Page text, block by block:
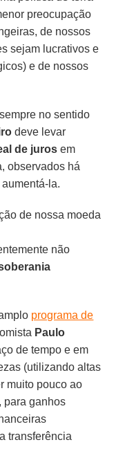
preocupação
de nossos
sejam lucrativos e
e de nossos
no sentido
deve levar
de juros em
observados há
la.
de nossa moeda
não
programa de
Paulo
de tempo e em
(utilizando altas
muito pouco ao
para ganhos
transferência